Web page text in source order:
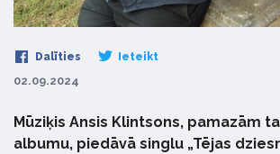
Dalīties Ieteikt
02.09.2024
Mūziķis Ansis Klintsons, pamazām
albumu, piedāvā singlu „Tējas